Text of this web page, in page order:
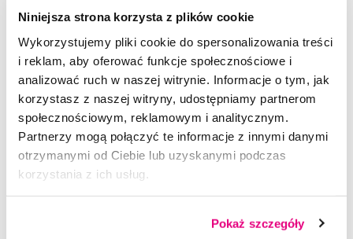
Niniejsza strona korzysta z plików cookie
Wykorzystujemy pliki cookie do spersonalizowania treści
i reklam, aby oferować funkcje społecznościowe i
analizować ruch w naszej witrynie. Informacje o tym, jak
korzystasz z naszej witryny, udostępniamy partnerom
społecznościowym, reklamowym i analitycznym.
Partnerzy mogą połączyć te informacje z innymi danymi
otrzymanymi od Ciebie lub uzyskanymi podczas
korzystania z ich usług.
Pokaż szczegóły
ortodontycznych
5,0/5 (38x)
Do koszyka
Dostępny > 5 szt
Natychmiast w
1 sklepie
Doradzimy Ci
Napisz do naszych ekspertów